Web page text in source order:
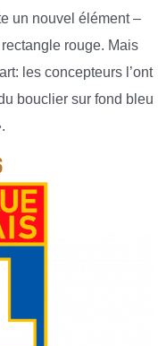
un nouvel élément –
rouge. Mais
les concepteurs l’ont
bouclier sur fond bleu